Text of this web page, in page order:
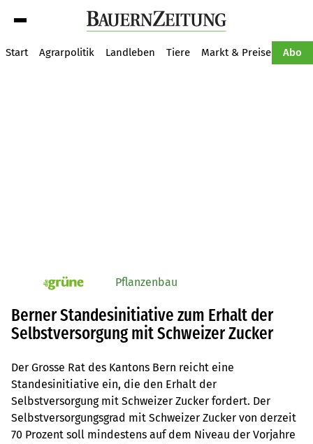
Start Agrarpolitik Landleben Tiere Markt & Preise Abo
pv_die-grune-online Pflanzenbau
Berner Standesinitiative zum Erhalt der
Selbstversorgung mit Schweizer Zucker
Der Grosse Rat des Kantons Bern reicht eine
Standesinitiative ein, die den Erhalt der
Selbstversorgung mit Schweizer Zucker fordert. Der
Selbstversorgungsgrad mit Schweizer Zucker von derzeit
70 Prozent soll mindestens auf dem Niveau der Vorjahre